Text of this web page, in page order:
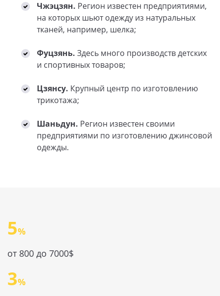
Чжэцзян. Регион известен предприятиями,
на которых шьют одежду из натуральных
тканей, например, шелка;
Фуцзянь. Здесь много производств детских
и спортивных товаров;
Цзянсу. Крупный центр по изготовлению
трикотажа;
Шаньдун. Регион известен своими
предприятиями по изготовлению джинсовой
одежды.
5
от 800 до 7000$
3